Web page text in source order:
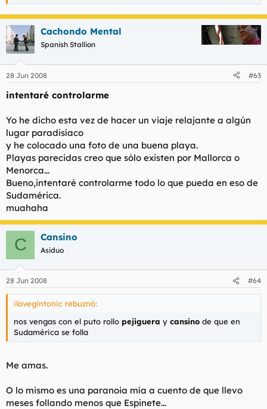
Cachondo Mental
Spanish Stallion
28 Jun 2008 #63
intentaré controlarme
Yo he dicho esta vez de hacer un viaje relajante a algún
lugar paradisíaco
y he colocado una foto de una buena playa.
Playas parecidas creo que sólo existen por Mallorca o
Menorca...
Bueno,intentaré controlarme todo lo que pueda en eso de
Sudamérica.
muahaha
C Cansino
Asiduo
28 Jun 2008 #64
ilovegintonic rebuznó:
nos vengas con el puto rollo pejiguera y cansino de que en
Sudamérica se folla
Me amas.
O lo mismo es una paranoia mía a cuento de que llevo
meses follando menos que Espinete...